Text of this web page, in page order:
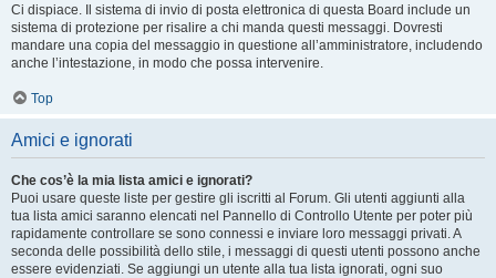
Ci dispiace. Il sistema di invio di posta elettronica di questa Board include un
sistema di protezione per risalire a chi manda questi messaggi. Dovresti
mandare una copia del messaggio in questione all’amministratore, includendo
anche l’intestazione, in modo che possa intervenire.
Top
Amici e ignorati
Che cos’è la mia lista amici e ignorati?
Puoi usare queste liste per gestire gli iscritti al Forum. Gli utenti aggiunti alla
tua lista amici saranno elencati nel Pannello di Controllo Utente per poter più
rapidamente controllare se sono connessi e inviare loro messaggi privati. A
seconda delle possibilità dello stile, i messaggi di questi utenti possono anche
essere evidenziati. Se aggiungi un utente alla tua lista ignorati, ogni suo